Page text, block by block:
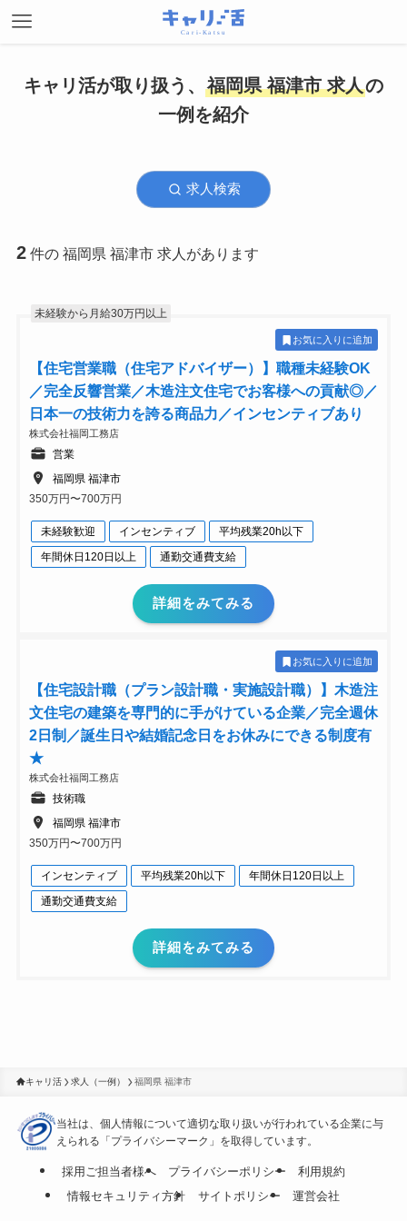
キャリ活が取り扱う、 福岡県 福津市 求人の
一例を紹介
求人検索
2 件の 福岡県 福津市 求人があります
未経験から月給30万円以上
お気に入りに追加
【住宅営業職（住宅アドバイザー）】職種未経験OK
／完全反響営業／木造注文住宅でお客様への貢献◎／
日本一の技術力を誇る商品力／インセンティブあり
株式会社福岡工務店
営業
福岡県 福津市
350万円〜700万円
未経験歓迎 インセンティブ
平均残業20h以下
年間休日120日以上
通勤交通費支給
詳細をみてみる
お気に入りに追加
【住宅設計職（プラン設計職・実施設計職）】木造注
文住宅の建築を専門的に手がけている企業／完全週休
2日制／誕生日や結婚記念日をお休みにできる制度有
★
株式会社福岡工務店
技術職
福岡県 福津市
350万円〜700万円
インセンティブ 平均残業20h以下
年間休日120日以上
通勤交通費支給
詳細をみてみる
キャリ活 求人（一例） 福岡県 福津市
当社は、個人情報について適切な取り扱いが行われている企業に与
えられる「プライバシーマーク」を取得しています。
採用ご担当者様へ プライバシーポリシー
利用規約
情報セキュリティ方針
サイトポリシー 運営会社